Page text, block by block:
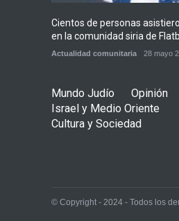
Cientos de personas
en la comunidad siria de
Actualidad comunitaria 28 mayo
Mundo Judío
Opinión
Israel y Medio Oriente
Cultura y Sociedad
© Copyright - 2024 - Todos los